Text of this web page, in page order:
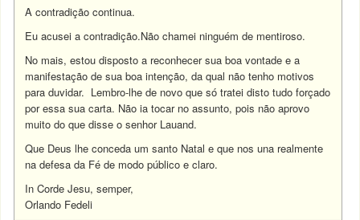
A contradição continua.
Eu acusei a contradição.Não chamei ninguém de mentiroso.
No mais, estou disposto a reconhecer sua boa vontade e a
manifestação de sua boa intenção, da qual não tenho motivos
para duvidar. Lembro-lhe de novo que só tratei disto tudo forçado
por essa sua carta. Não ia tocar no assunto, pois não aprovo
muito do que disse o senhor Lauand.
Que Deus lhe conceda um santo Natal e que nos una realmente
na defesa da Fé de modo público e claro.
In Corde Jesu, semper,
Orlando Fedeli